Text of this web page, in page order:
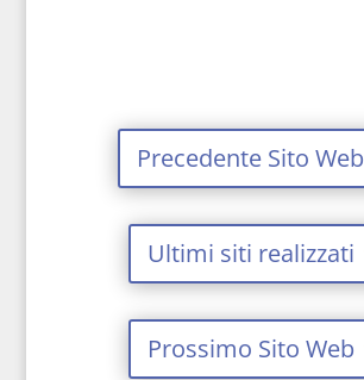
Precedente Sito Web
Ultimi siti realizzati
Prossimo Sito Web